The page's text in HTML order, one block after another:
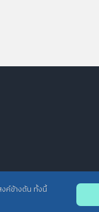
งค์ข้างต้น ทั้งนี้